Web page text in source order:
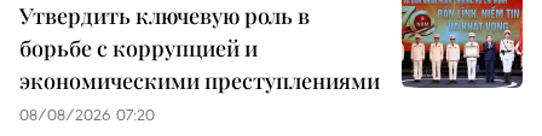
Утвердить ключевую роль в
борьбе с коррупцией и
экономическими преступлениями
08/08/2026 07:20